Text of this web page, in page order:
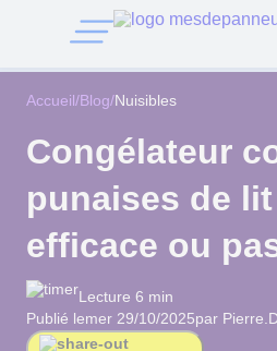
Accueil/Blog/Nuisibles
Congélateur
punaises de
efficace ou
Lecture 6 min
Publié lemer 29/10/2025par